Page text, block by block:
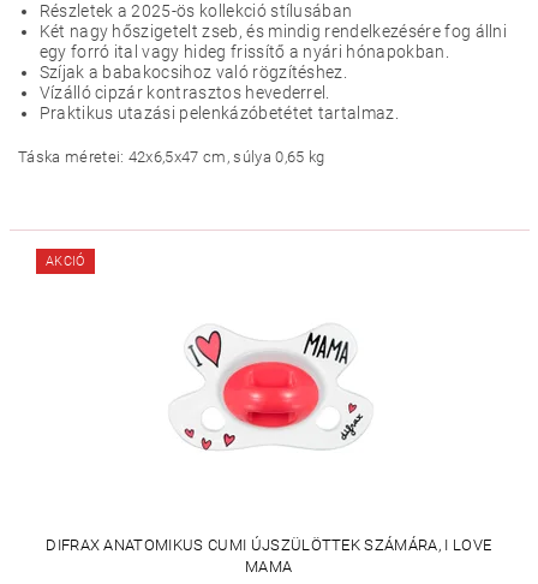
Részletek a 2025-ös kollekció stílusában
Két nagy hőszigetelt zseb, és mindig rendelkezésére fog állni
egy forró ital vagy hideg frissítő a nyári hónapokban.
Szíjak a babakocsihoz való rögzítéshez.
Vízálló cipzár kontrasztos hevederrel.
Praktikus utazási pelenkázóbetétet tartalmaz.
Táska méretei: 42x6,5x47 cm, súlya 0,65 kg
AKCIÓ
DIFRAX ANATOMIKUS CUMI ÚJSZÜLÖTTEK SZÁMÁRA, I LOVE
MAMA